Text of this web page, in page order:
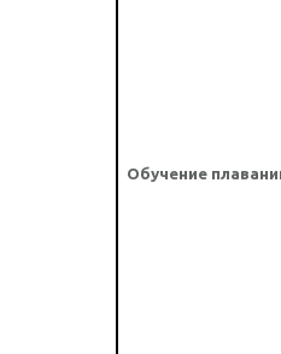
Обучение